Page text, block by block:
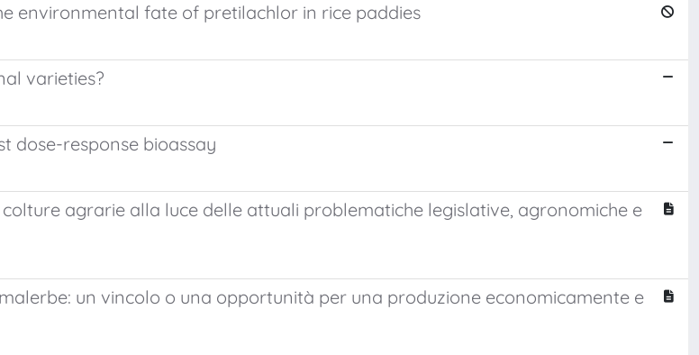
environmental fate of pretilachlor in rice paddies
varieties?
dose-response bioassay
colture agrarie alla luce delle attuali problematiche legislative, agronomiche e
un vincolo o una opportunità per una produzione economicamente e